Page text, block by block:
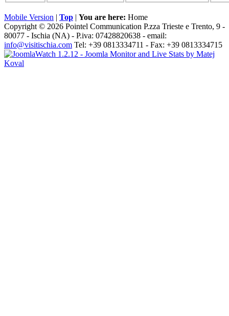
Mobile Version | Top | You are here: Home
Copyright © 2026 Pointel Communication P.zza Trieste e Trento, 9 -
80077 - Ischia (NA) - P.iva: 07428820638 - email:
info@visitischia.com Tel: +39 0813334711 - Fax: +39 0813334715